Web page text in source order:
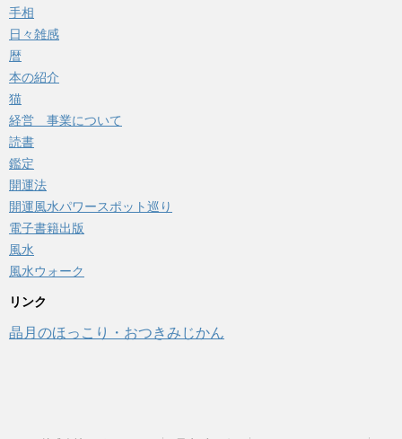
手相
日々雑感
暦
本の紹介
猫
経営 事業について
読書
鑑定
開運法
開運風水パワースポット巡り
電子書籍出版
風水
風水ウォーク
リンク
晶月のほっこり・おつきみじかん